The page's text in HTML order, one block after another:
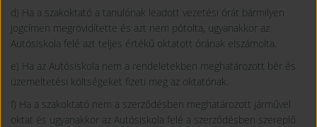
d) Ha a szakoktató a tanulónak leadott vezetési órát bármilyen
jogcímen megrövidítette és azt nem pótolta, ugyanakkor az
Autósiskola felé azt teljes értékű oktatott órának elszámolta.
e) Ha az Autósiskola nem a rendeletekben meghatározott bér és
üzemeltetési költségeket fizeti meg az oktatónak.
f) Ha a szakoktató nem a szerződésben meghatározott járművel
oktat és ugyanakkor az Autósiskola felé a szerződésben szereplő